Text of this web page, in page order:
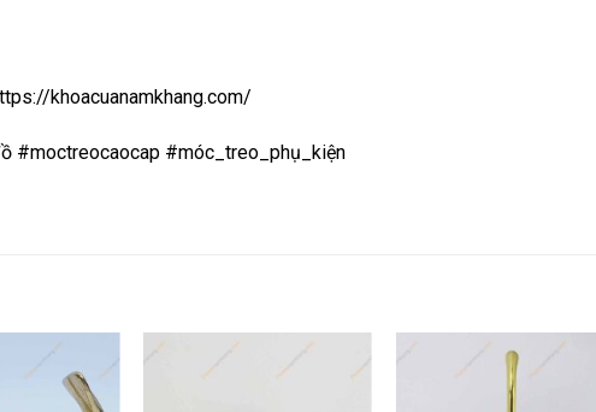
khoacuanamkhang.com/
#moctreocaocap #móc_treo_phụ_kiện